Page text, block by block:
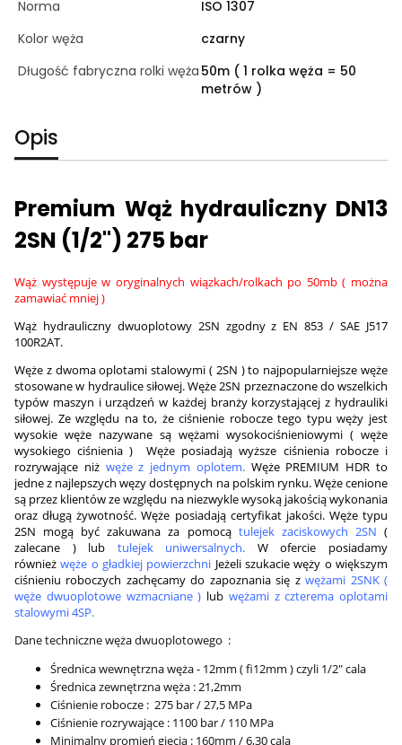
Norma
ISO 1307
Kolor węża
czarny
Długość fabryczna rolki węża 50m ( 1 rolka węża = 50
metrów )
Opis
Premium Wąż hydrauliczny DN13
2SN (1/2") 275 bar
Wąż występuje w oryginalnych wiązkach/rolkach po 50mb ( można
zamawiać mniej )
Wąż hydrauliczny dwuoplotowy 2SN zgodny z EN 853 / SAE J517
100R2AT.
Węże z dwoma oplotami stalowymi ( 2SN ) to najpopularniejsze węże
stosowane w hydraulice siłowej. Węże 2SN przeznaczone do wszelkich
typów maszyn i urządzeń w każdej branży korzystającej z hydrauliki
siłowej. Ze względu na to, że ciśnienie robocze tego typu węży jest
wysokie węże nazywane są wężami wysokociśnieniowymi ( węże
wysokiego ciśnienia ) Węże posiadają wyższe ciśnienia robocze i
rozrywające niż węże z jednym oplotem.Węże PREMIUM HDR to
jedne z najlepszych węzy dostępnych na polskim rynku. Węże cenione
są przez klientów ze względu na niezwykle wysoką jakością wykonania
oraz długą żywotność. Węże posiadają certyfikat jakości. Węże typu
2SN mogą być zakuwana za pomocą tulejek zaciskowych 2SN (
zalecane ) lub
tulejek uniwersalnych. W ofercie posiadamy
również węże o gładkiej powierzchni Jeżeli szukacie węży o większym
ciśnieniu roboczych zachęcamy do zapoznania się zwężami 2SNK (
węże dwuoplotowe wzmacniane ) lub wężami z czterema oplotami
stalowymi 4SP.
Dane techniczne węża dwuoplotowego :
Średnica wewnętrzna węża - 12mm ( fi12mm ) czyli 1/2" cala
Średnica zewnętrzna węża : 21,2mm
Ciśnienie robocze : 275 bar / 27,5 MPa
Ciśnienie rozrywające : 1100 bar / 110 MPa
Minimalny promień gięcia : 160mm / 6,30 cala